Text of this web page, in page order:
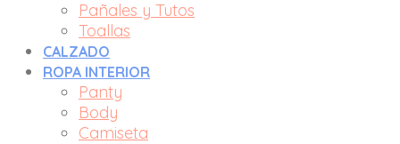
Pañales y Tutos
Toallas
CALZADO
ROPA INTERIOR
Panty
Body
Camiseta